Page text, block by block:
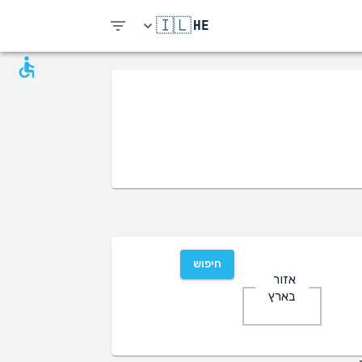
HE
🇮🇱
אזור
בארץ
חיפוש